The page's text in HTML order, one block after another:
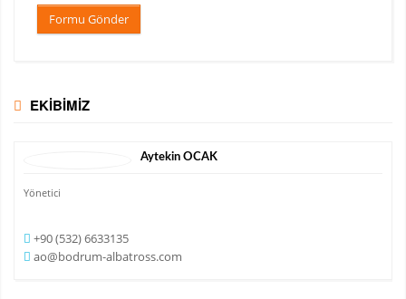
Formu Gönder
EKİBİMİZ
Aytekin OCAK
Yönetici
+90 (532) 6633135
ao@bodrum-albatross.com